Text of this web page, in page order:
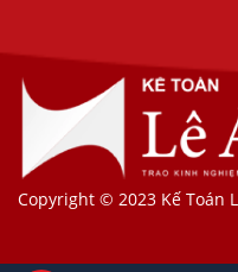
Copyright © 2023 Kế Toán